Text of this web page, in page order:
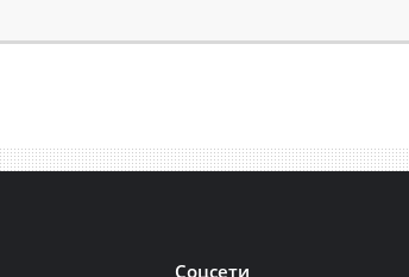
Соцсети